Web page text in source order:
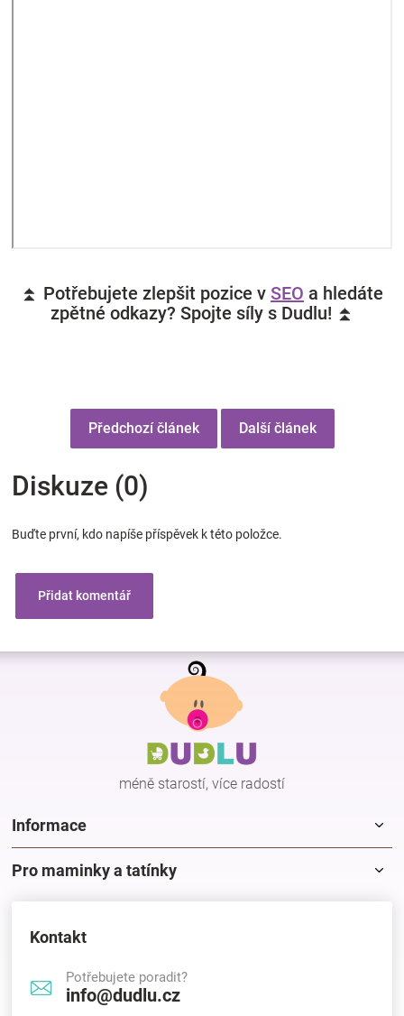
⏫ Potřebujete zlepšit pozice v SEO a hledáte
zpětné odkazy? Spojte síly s Dudlu! ⏫
Předchozí článek Další článek
Diskuze (0)
Buďte první, kdo napíše příspěvek k této položce.
Přidat komentář
Z
méně starostí, více radostí
Informace
Pro maminky a tatínky
Kontakt
Potřebujete poradit?
info@dudlu.cz